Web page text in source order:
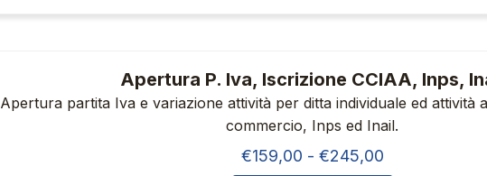
essere
nella
pagina
del
prodotto
€250,00
prodotto
più
varianti.
Le
opzioni
Apertura P. Iva, Iscrizione CCIAA, Inps,
Apertura partita Iva e variazione attività per ditta individuale ed attività
commercio, Inps ed Inail.
€159,00 - €245,00Fascia